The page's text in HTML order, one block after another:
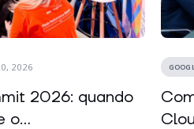
2026
2026: quando
o...